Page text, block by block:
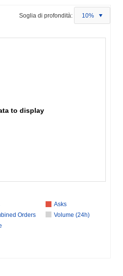
Soglia di profondità: 10%
to display
Asks
Orders
Volume (24h)